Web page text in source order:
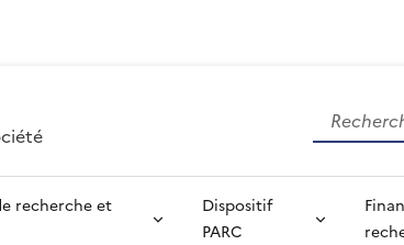
recherche et
Dispositif
PARC